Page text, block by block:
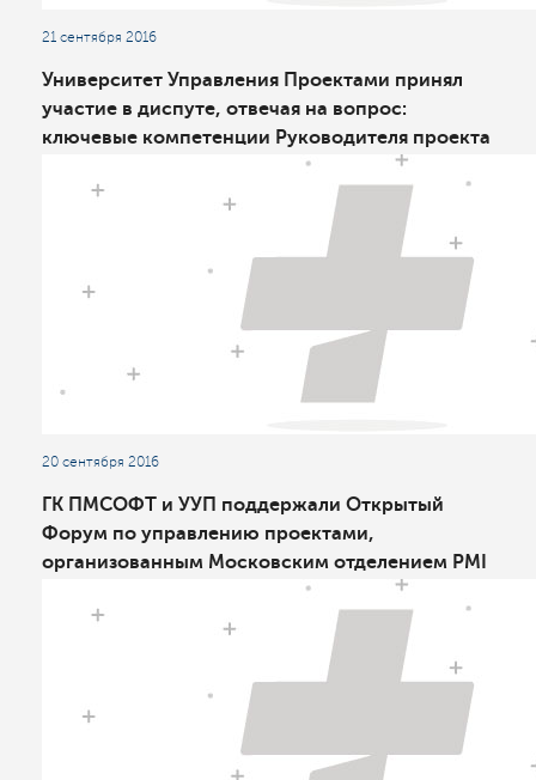
21 сентября 2016
Университет Управления Проектами принял
участие в диспуте, отвечая на вопрос:
ключевые компетенции Руководителя проекта
20 сентября 2016
ГК ПМСОФТ и УУП поддержали Открытый
Форум по управлению проектами,
организованным Московским отделением PMI
«Современные тенденции управления
проектами»